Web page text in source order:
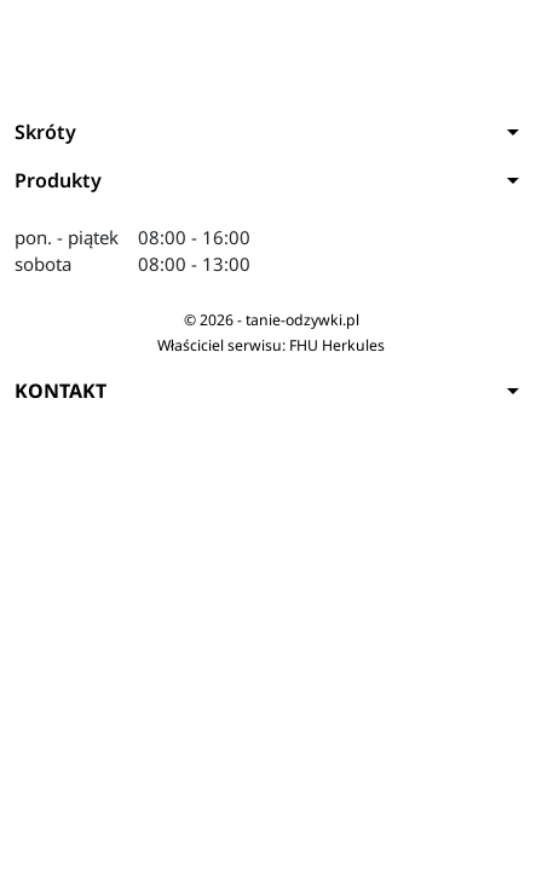
Skróty arrow_drop_down
Produkty arrow_drop_down
pon. - piątek
sobota
08:00 - 16:00
08:00 - 13:00
© 2026 - tanie-odzywki.pl
Właściciel serwisu: FHU Herkules
KONTAKT arrow_drop_down